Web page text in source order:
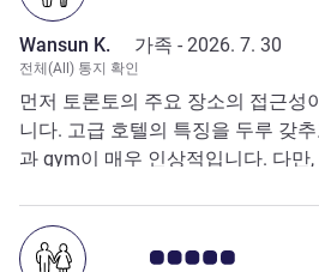
Wansun K. 가족 - 2026. 7. 30
전체(All) 통지 확인
먼저 토론토의 주요 장소의 접근성
니다. 고급 호텔의 특징을 두루 갖
과 gym이 매우 인상적입니다. 다만
니다.
고객 평점 5.0/5